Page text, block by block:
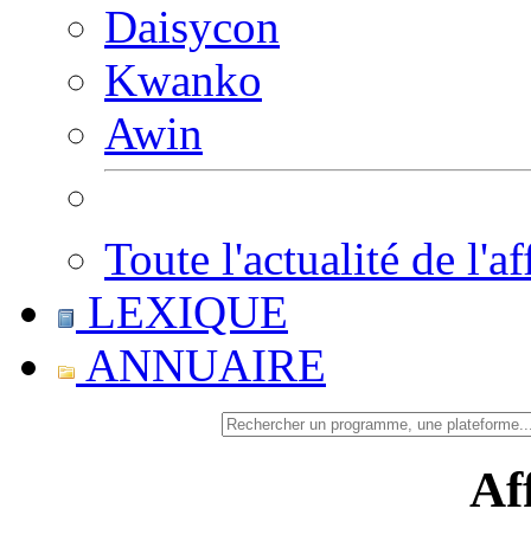
Daisycon
Kwanko
Awin
Toute l'actualité de
LEXIQUE
ANNUAIRE